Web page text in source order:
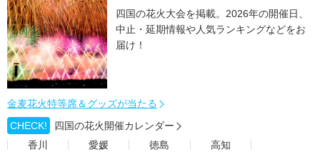
四国の花火大会を掲載。2026年の開催日、
中止・延期情報や人気ランキングなどをお
届け！
金麦花火特等席＆グッズが当たる
CHECK!
四国の花火開催カレンダー
香川
愛媛 徳島 高知